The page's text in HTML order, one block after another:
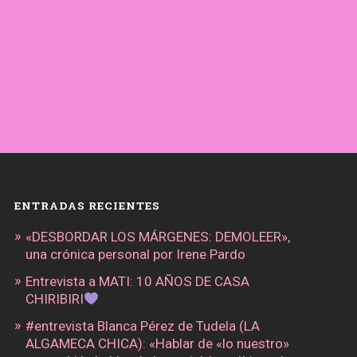
ENTRADAS RECIENTES
«DESBORDAR LOS MÁRGENES: DEMOLEER»,
una crónica personal por Irene Pardo
Entrevista a MATI: 10 AÑOS DE CASA
CHIRIBIRI
#entrevista Blanca Pérez de Tudela (LA
ALGAMECA CHICA): «Hablar de «lo nuestro»